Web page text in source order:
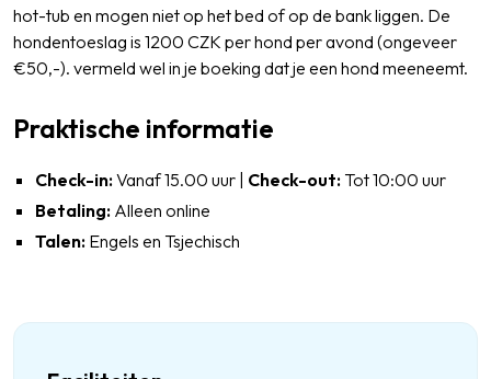
hot-tub en mogen niet op het bed of op de bank liggen. De
hondentoeslag is 1200 CZK per hond per avond (ongeveer
€50,-). vermeld wel in je boeking dat je een hond meeneemt.
Praktische informatie
Check-in:Vanaf 15.00 uur | Check-out: Tot 10:00 uur
Betaling: Alleen online
Talen: Engels en Tsjechisch